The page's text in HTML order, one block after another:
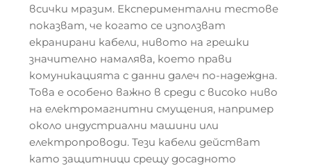
всички мразим. Експериментални тестове
показват, че когато се използват
екранирани кабели, нивото на грешки
значително намалява, което прави
комуникацията с данни далеч по-надеждна.
Това е особено важно в среди с високо ниво
на електромагнитни смущения, например
около индустриални машини или
електропроводи. Тези кабели действат
като защитници срещу досадното